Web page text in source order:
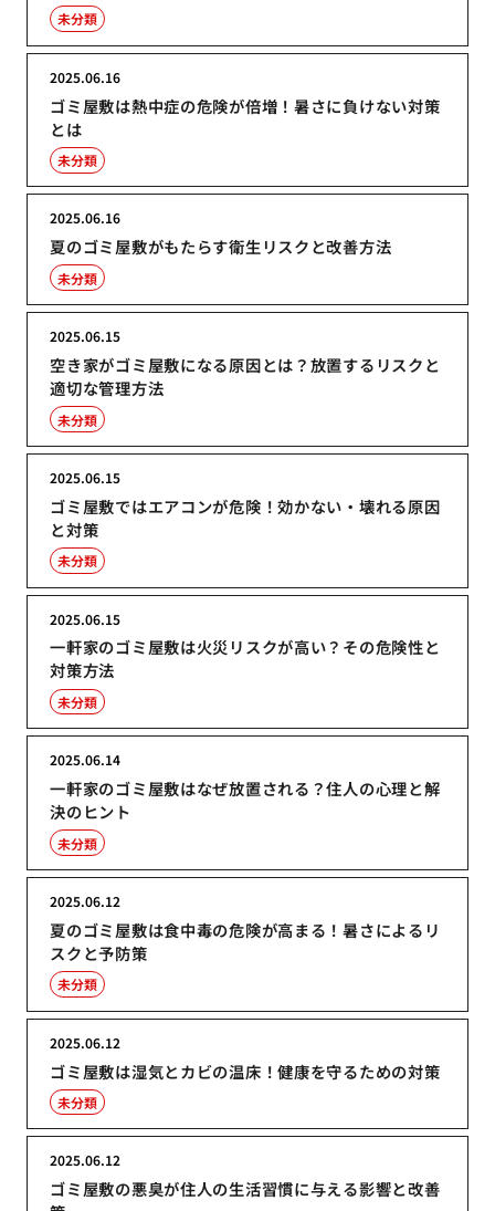
未分類
ゴミ屋敷は熱中症の危険が倍増！暑さに負けない対策
とは
2025.06.16
未分類
夏のゴミ屋敷がもたらす衛生リスクと改善方法
2025.06.16
未分類
空き家がゴミ屋敷になる原因とは？放置するリスクと
適切な管理方法
2025.06.15
未分類
ゴミ屋敷ではエアコンが危険！効かない・壊れる原因
と対策
2025.06.15
未分類
一軒家のゴミ屋敷は火災リスクが高い？その危険性と
対策方法
2025.06.15
未分類
一軒家のゴミ屋敷はなぜ放置される？住人の心理と解
決のヒント
2025.06.14
未分類
夏のゴミ屋敷は食中毒の危険が高まる！暑さによるリ
スクと予防策
2025.06.12
未分類
ゴミ屋敷は湿気とカビの温床！健康を守るための対策
2025.06.12
未分類
ゴミ屋敷の悪臭が住人の生活習慣に与える影響と改善
2025.06.12